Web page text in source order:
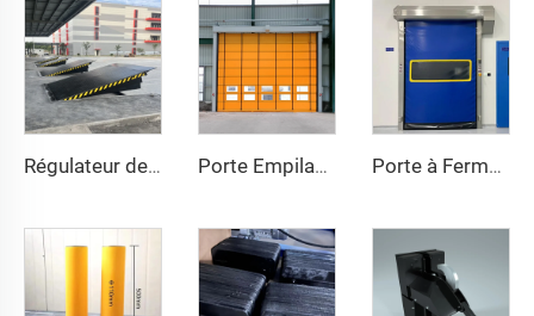
Régulateur de quai Porte Empilable à Haut Vitesse Porte à Fermeture Éclair à Haut Vitesse